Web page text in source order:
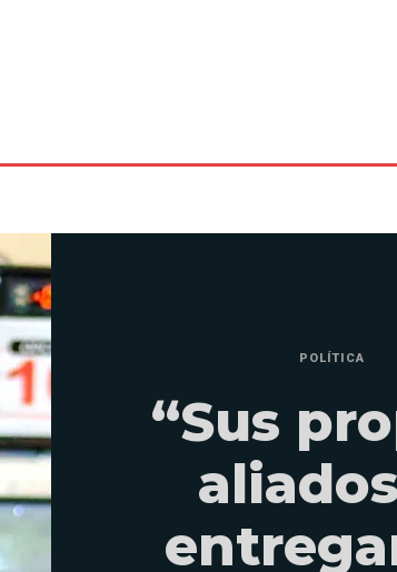
POLÍTICA
“Sus